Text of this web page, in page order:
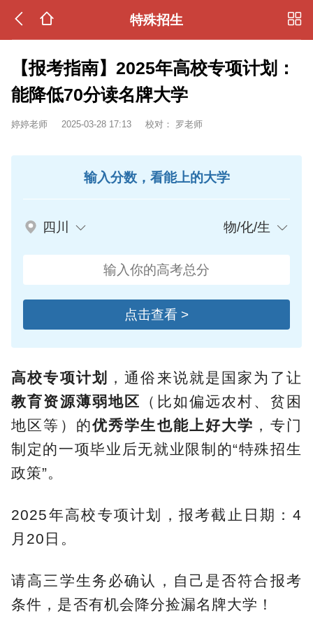
特殊招生
【报考指南】2025年高校专项计划：
能降低70分读名牌大学
婷婷老师 2025-03-28 17:13 校对： 罗老师
输入分数，看能上的大学
四川 物/化/生
点击查看 >
高校专项计划
，通俗来说就是国家为了让
教育资源薄弱地区
（比如偏远农村、贫困
地区等）的优秀学生也能上好大学 ，专门
制定的一项毕业后无就业限制的“特殊招生
政策”。
2025年高校专项计划，报考截止日期：4
月20日。
请高三学生务必确认，自己是否符合报考
条件，是否有机会降分捡漏名牌大学！